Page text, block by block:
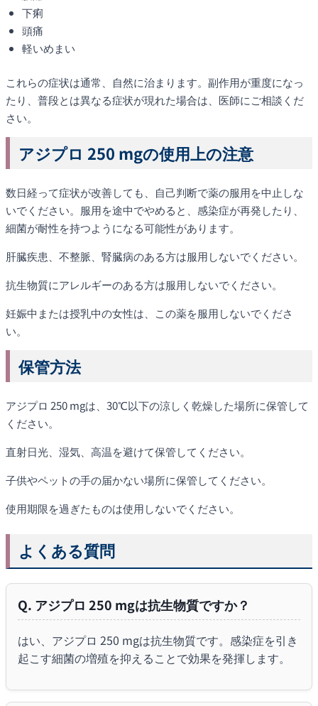
下痢
頭痛
軽いめまい
これらの症状は通常、自然に治まります。副作用が重度になっ
たり、普段とは異なる症状が現れた場合は、医師にご相談くだ
さい。
アジプロ 250 mgの使用上の注意
数日経って症状が改善しても、自己判断で薬の服用を中止しな
いでください。服用を途中でやめると、感染症が再発したり、
細菌が耐性を持つようになる可能性があります。
肝臓疾患、不整脈、腎臓病のある方は服用しないでください。
抗生物質にアレルギーのある方は服用しないでください。
妊娠中または授乳中の女性は、この薬を服用しないでくださ
い。
保管方法
アジプロ 250 mgは、30℃以下の涼しく乾燥した場所に保管して
ください。
直射日光、湿気、高温を避けて保管してください。
子供やペットの手の届かない場所に保管してください。
使用期限を過ぎたものは使用しないでください。
よくある質問
Q. アジプロ 250 mgは抗生物質ですか？
はい、アジプロ 250 mgは抗生物質です。感染症を引き
起こす細菌の増殖を抑えることで効果を発揮します。